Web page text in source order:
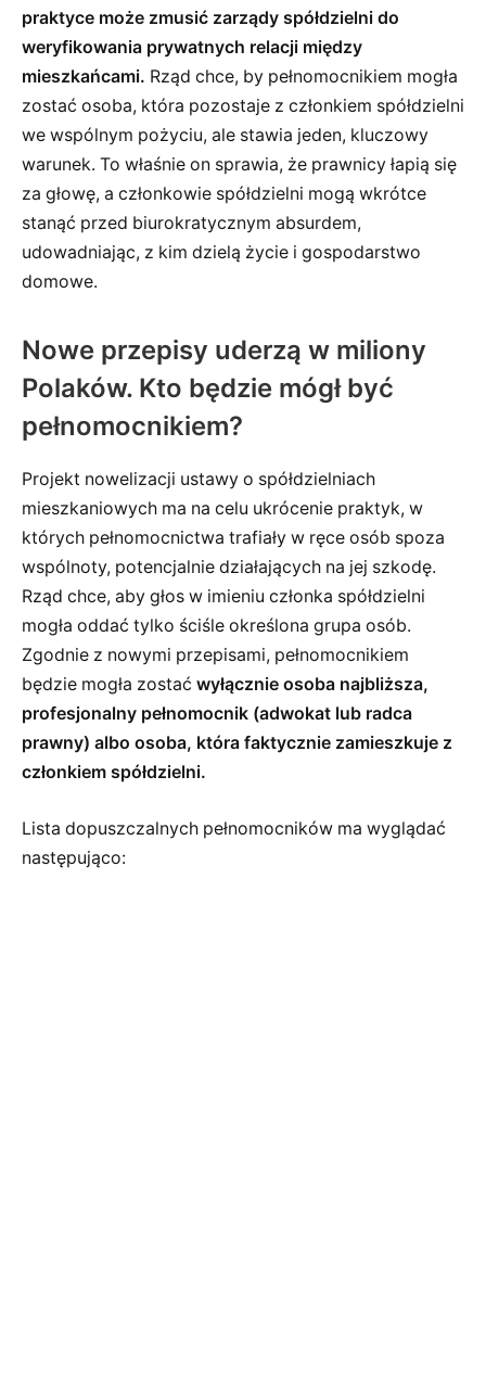
praktyce może zmusić zarządy spółdzielni do
weryfikowania prywatnych relacji między
mieszkańcami. Rząd chce, by pełnomocnikiem mogła
zostać osoba, która pozostaje z członkiem spółdzielni
we wspólnym pożyciu, ale stawia jeden, kluczowy
warunek. To właśnie on sprawia, że prawnicy łapią się
za głowę, a członkowie spółdzielni mogą wkrótce
stanąć przed biurokratycznym absurdem,
udowadniając, z kim dzielą życie i gospodarstwo
domowe.
Nowe przepisy uderzą w miliony
Polaków. Kto będzie mógł być
pełnomocnikiem?
Projekt nowelizacji ustawy o spółdzielniach
mieszkaniowych ma na celu ukrócenie praktyk, w
których pełnomocnictwa trafiały w ręce osób spoza
wspólnoty, potencjalnie działających na jej szkodę.
Rząd chce, aby głos w imieniu członka spółdzielni
mogła oddać tylko ściśle określona grupa osób.
Zgodnie z nowymi przepisami, pełnomocnikiem
będzie mogła zostać wyłącznie osoba najbliższa,
profesjonalny pełnomocnik (adwokat lub radca
prawny) albo osoba, która faktycznie zamieszkuje z
członkiem spółdzielni.
Lista dopuszczalnych pełnomocników ma wyglądać
następująco: